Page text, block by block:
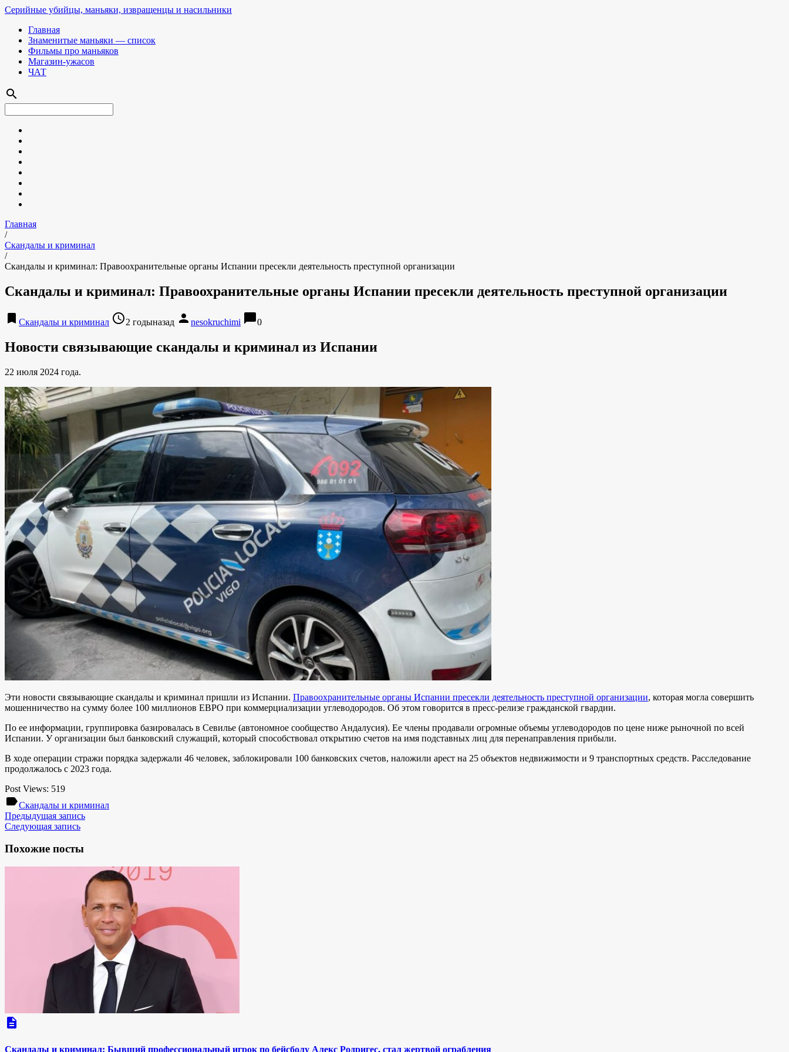
Серийные убийцы, маньяки, извращенцы и насильники
Главная
Знаменитые маньяки — список
Фильмы про маньяков
Магазин-ужасов
ЧАТ
search
Главная
/
Скандалы и криминал
/
Скандалы и криминал: Правоохранительные органы Испании пресекли деятельность преступной организации
Скандалы и криминал: Правоохранительные органы Испании пресекли деятельность преступной организации
bookmark Скандалы и криминал access_time2 годыназад person nesokruchimi chat_bubble0
Новости связывающие скандалы и криминал из Испании
22 июля 2024 года.
Эти новости связывающие скандалы и криминал пришли из Испании. Правоохранительные органы Испании пресекли деятельность преступной организации, которая могла совершить
мошенничество на сумму более 100 миллионов ЕВРО при коммерциализации углеводородов. Об этом говорится в пресс-релизе гражданской гвардии.
По ее информации, группировка базировалась в Севилье (автономное сообщество Андалусия). Ее члены продавали огромные объемы углеводородов по цене ниже рыночной по всей
Испании. У организации был банковский служащий, который способствовал открытию счетов на имя подставных лиц для перенаправления прибыли.
В ходе операции стражи порядка задержали 46 человек, заблокировали 100 банковских счетов, наложили арест на 25 объектов недвижимости и 9 транспортных средств. Расследование
продолжалось с 2023 года.
Post Views: 519
labelСкандалы и криминал
Предыдущая запись
Следующая запись
Похожие посты
description
Скандалы и криминал: Бывший профессиональный игрок по бейсболу Алекс Родригес, стал жертвой ограбления